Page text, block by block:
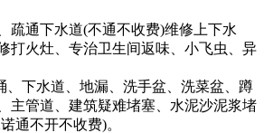
疏通下水道(不通不收费)维修上下水
打火灶、专治卫生间返味、小飞虫、异
、下水道、地漏、洗手盆、洗菜盆、蹲
主管道、建筑疑难堵塞、水泥沙泥浆堵
通不开不收费)。